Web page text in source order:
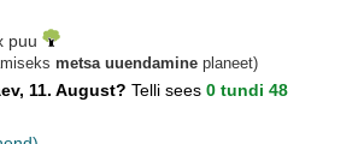
puu
metsa uuendamine planeet)
11. August? Telli sees 0 tundi 48